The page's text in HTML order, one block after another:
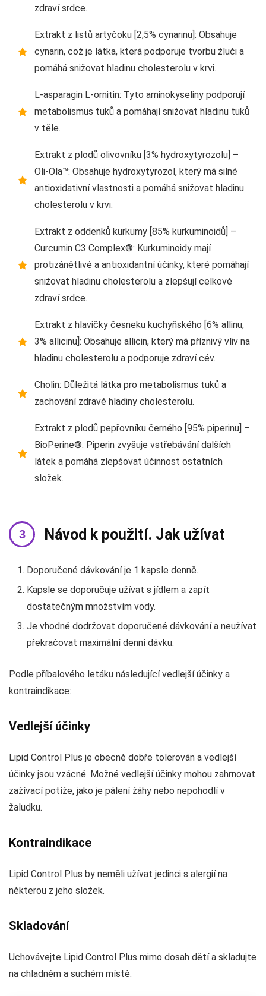
zdraví srdce.
Extrakt z listů artyčoku [2,5% cynarinu]: Obsahuje
cynarin, což je látka, která podporuje tvorbu žluči a
pomáhá snižovat hladinu cholesterolu v krvi.
L-asparagin L-ornitin: Tyto aminokyseliny podporují
metabolismus tuků a pomáhají snižovat hladinu tuků
v těle.
Extrakt z plodů olivovníku [3% hydroxytyrozolu] –
Oli-Ola™: Obsahuje hydroxytyrozol, který má silné
antioxidativní vlastnosti a pomáhá snižovat hladinu
cholesterolu v krvi.
Extrakt z oddenků kurkumy [85% kurkuminoidů] –
Curcumin C3 Complex®: Kurkuminoidy mají
protizánětlivé a antioxidantní účinky, které pomáhají
snižovat hladinu cholesterolu a zlepšují celkové
zdraví srdce.
Extrakt z hlavičky česneku kuchyňského [6% allinu,
3% allicinu]: Obsahuje allicin, který má příznivý vliv na
hladinu cholesterolu a podporuje zdraví cév.
Cholin: Důležitá látka pro metabolismus tuků a
zachování zdravé hladiny cholesterolu.
Extrakt z plodů pepřovníku černého [95% piperinu] –
BioPerine®: Piperin zvyšuje vstřebávání dalších
látek a pomáhá zlepšovat účinnost ostatních
složek.
Návod k použití. Jak užívat
Doporučené dávkování je 1 kapsle denně.
Kapsle se doporučuje užívat s jídlem a zapít
dostatečným množstvím vody.
Je vhodné dodržovat doporučené dávkování a neužívat
překračovat maximální denní dávku.
Podle příbalového letáku následující vedlejší účinky a
kontraindikace:
Vedlejší účinky
Lipid Control Plus je obecně dobře tolerován a vedlejší
účinky jsou vzácné. Možné vedlejší účinky mohou zahrnovat
zažívací potíže, jako je pálení žáhy nebo nepohodlí v
žaludku.
Kontraindikace
Lipid Control Plus by neměli užívat jedinci s alergií na
některou z jeho složek.
Skladování
Uchovávejte Lipid Control Plus mimo dosah dětí a skladujte
na chladném a suchém místě.